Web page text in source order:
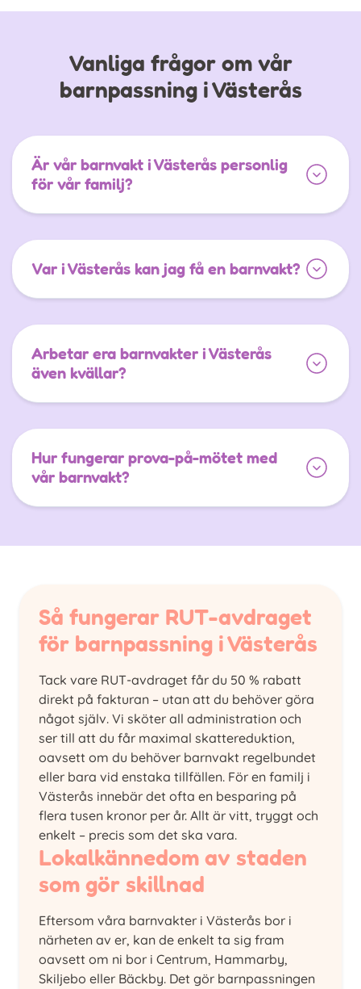
Vanliga frågor om vår
barnpassning i Västerås
Är vår barnvakt i Västerås personlig
för vår familj?
Var i Västerås kan jag få en barnvakt?
Arbetar era barnvakter i Västerås
även kvällar?
Hur fungerar prova-på-mötet med
vår barnvakt?
Så fungerar RUT-avdraget
för barnpassning i Västerås
Tack vare RUT-avdraget får du 50 % rabatt
direkt på fakturan – utan att du behöver göra
något själv. Vi sköter all administration och
ser till att du får maximal skattereduktion,
oavsett om du behöver barnvakt regelbundet
eller bara vid enstaka tillfällen. För en familj i
Västerås innebär det ofta en besparing på
flera tusen kronor per år. Allt är vitt, tryggt och
enkelt – precis som det ska vara.
Lokalkännedom av staden
som gör skillnad
Eftersom våra barnvakter i Västerås bor i
närheten av er, kan de enkelt ta sig fram
oavsett om ni bor i Centrum, Hammarby,
Skiljebo eller Bäckby. Det gör barnpassningen